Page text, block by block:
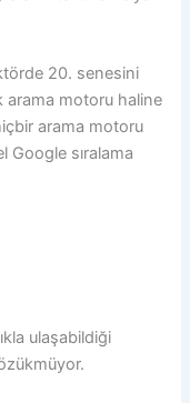
20. senesini
arama motoru haline
arama motoru
Google sıralama
ulaşabildiği